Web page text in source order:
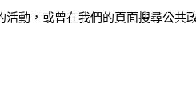
活動，或曾在我們的頁面搜尋公